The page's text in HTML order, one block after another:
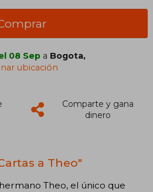
08 Sep a Bogota,
ubicación
Comparte y gana
dinero
a Theo"
Theo, el único que